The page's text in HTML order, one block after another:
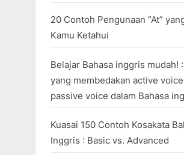
20 Contoh Pengunaan “At”
Kamu Ketahui
Belajar Bahasa inggris mudah!
yang membedakan active
passive voice dalam Bahasa
Kuasai 150 Contoh Kosakata
Inggris : Basic vs. Advanced